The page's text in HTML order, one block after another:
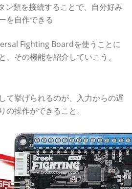
ン類を接続することで、自分好み
を自作できる
Fighting Boardを使うことに
、その機能を紹介していこう。
て挙げられるのが、入力からの遅
の操作ができること。